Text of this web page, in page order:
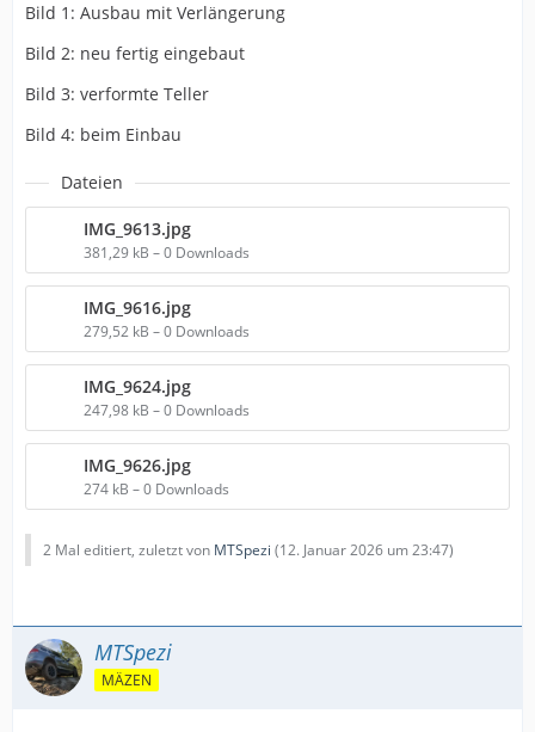
Bild 1: Ausbau mit Verlängerung
Bild 2: neu fertig eingebaut
Bild 3: verformte Teller
Bild 4: beim Einbau
Dateien
IMG_9613.jpg
381,29 kB – 0 Downloads
IMG_9616.jpg
279,52 kB – 0 Downloads
IMG_9624.jpg
247,98 kB – 0 Downloads
IMG_9626.jpg
274 kB – 0 Downloads
2 Mal editiert, zuletzt von MTSpezi (12. Januar 2026 um 23:47)
MTSpezi
MÄZEN